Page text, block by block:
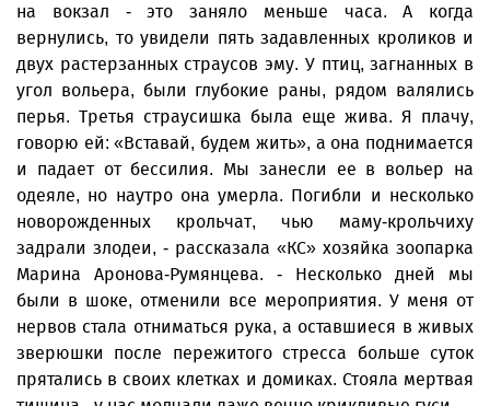
на вокзал - это заняло меньше часа. А когда
вернулись, то увидели пять задавленных кроликов и
двух растерзанных страусов эму. У птиц, загнанных в
угол вольера, были глубокие раны, рядом валялись
перья. Третья страусишка была еще жива. Я плачу,
говорю ей: «Вставай, будем жить», а она поднимается
и падает от бессилия. Мы занесли ее в вольер на
одеяле, но наутро она умерла. Погибли и несколько
новорожденных крольчат, чью маму-крольчиху
задрали злодеи, - рассказала «КС» хозяйка зоопарка
Марина Аронова-Румянцева. - Несколько дней мы
были в шоке, отменили все мероприятия. У меня от
нервов стала отниматься рука, а оставшиеся в живых
зверюшки после пережитого стресса больше суток
прятались в своих клетках и домиках. Стояла мертвая